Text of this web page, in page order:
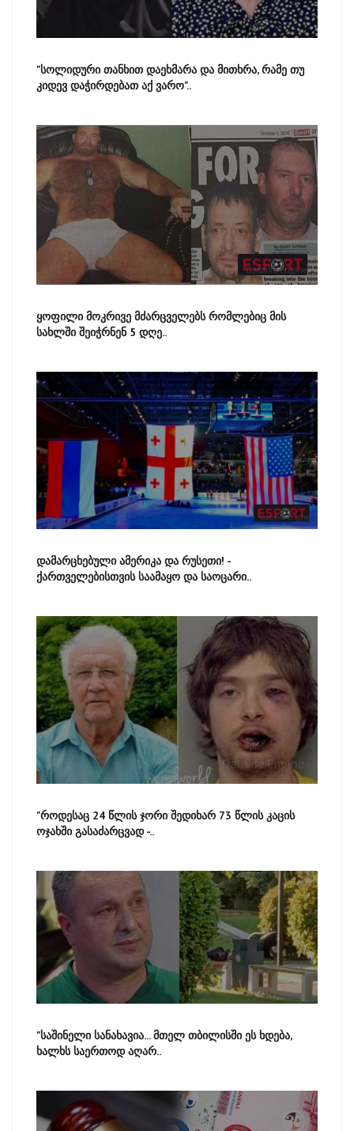
"სოლიდური თანხით დაეხმარა და მითხრა, რამე თუ
კიდევ დაჭირდებათ აქ ვარო"..
ყოფილი მოკრივე მძარცველებს რომლებიც მის
სახლში შეიჭრნენ 5 დღე..
დამარცხებული ამერიკა და რუსეთი! -
ქართველებისთვის საამაყო და საოცარი..
"როდესაც 24 წლის ჯორი შედიხარ 73 წლის კაცის
ოჯახში გასაძარცვად -..
"საშინელი სანახავია... მთელ თბილისში ეს ხდება,
ხალხს საერთოდ აღარ..